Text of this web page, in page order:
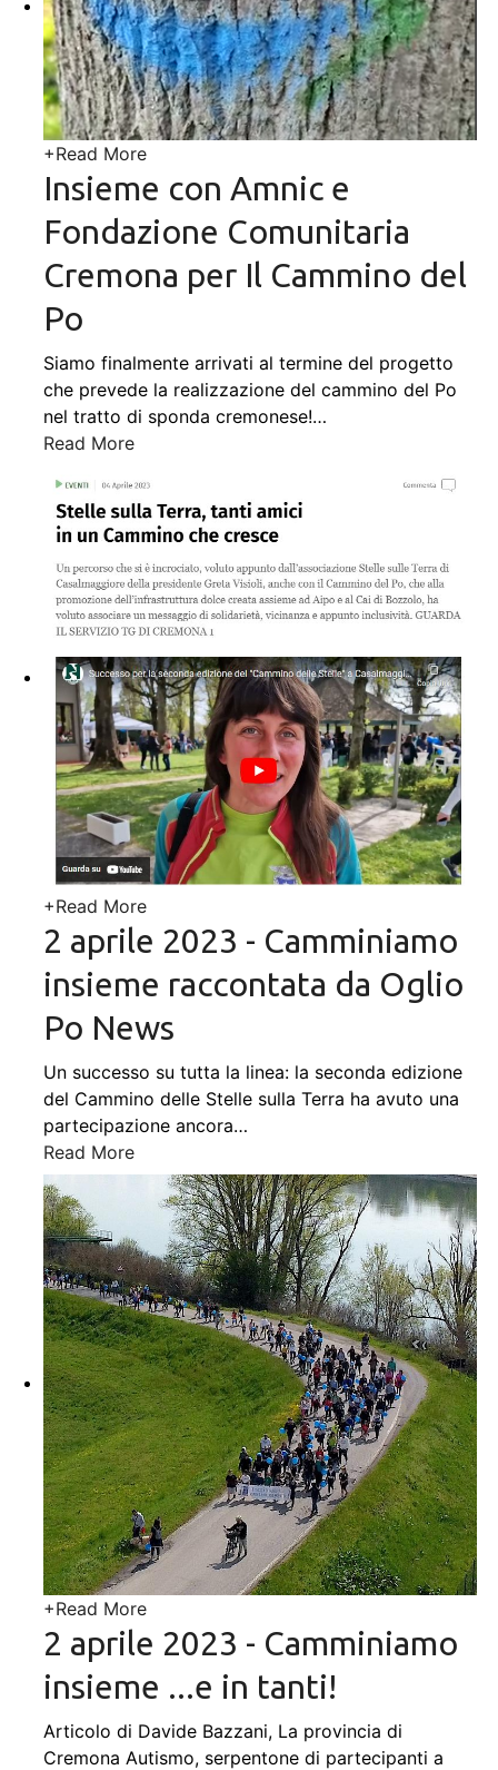
+Read More
Insieme con Amnic e
Fondazione Comunitaria
Cremona per Il Cammino del
Po
Siamo finalmente arrivati al termine del progetto
che prevede la realizzazione del cammino del Po
nel tratto di sponda cremonese!…
Read More
+Read More
2 aprile 2023 - Camminiamo
insieme raccontata da Oglio
Po News
Un successo su tutta la linea: la seconda edizione
del Cammino delle Stelle sulla Terra ha avuto una
partecipazione ancora…
Read More
+Read More
2 aprile 2023 - Camminiamo
insieme ...e in tanti!
Articolo di Davide Bazzani, La provincia di
Cremona Autismo, serpentone di partecipanti a